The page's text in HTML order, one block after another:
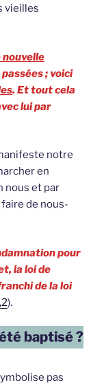
vieilles
nouvelle
; voici
. Et tout cela
lui par
notre
en
nous et par
de nous-
pour
la loi de
de la loi
).
baptisé ?
pas